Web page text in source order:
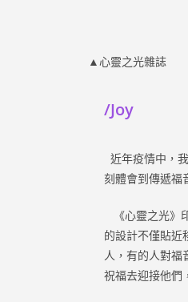
▲心靈之光雜誌
/Joy
近年疫情中，
刻體會到傳遞福
《心靈之光》
的設計不僅貼近
人，有的人對福
祝福去迎接他們